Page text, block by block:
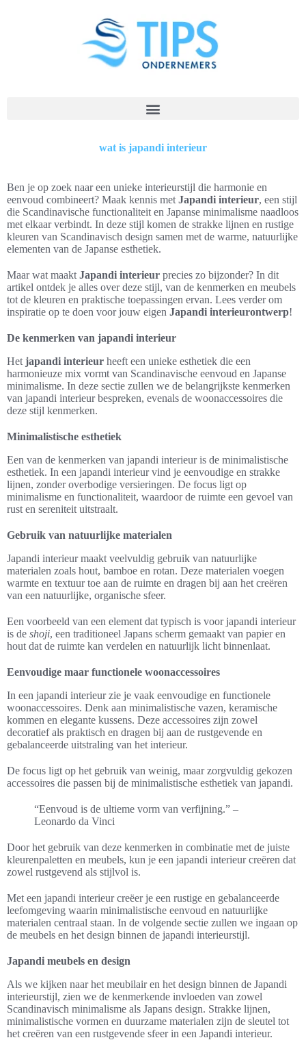
wat is japandi interieur
Ben je op zoek naar een unieke interieurstijl die harmonie en
eenvoud combineert? Maak kennis met Japandi interieur, een stijl
die Scandinavische functionaliteit en Japanse minimalisme naadloos
met elkaar verbindt. In deze stijl komen de strakke lijnen en rustige
kleuren van Scandinavisch design samen met de warme, natuurlijke
elementen van de Japanse esthetiek.
Maar wat maakt Japandi interieur precies zo bijzonder? In dit
artikel ontdek je alles over deze stijl, van de kenmerken en meubels
tot de kleuren en praktische toepassingen ervan. Lees verder om
inspiratie op te doen voor jouw eigen Japandi interieurontwerp!
De kenmerken van japandi interieur
Het japandi interieur heeft een unieke esthetiek die een
harmonieuze mix vormt van Scandinavische eenvoud en Japanse
minimalisme. In deze sectie zullen we de belangrijkste kenmerken
van japandi interieur bespreken, evenals de woonaccessoires die
deze stijl kenmerken.
Minimalistische esthetiek
Een van de kenmerken van japandi interieur is de minimalistische
esthetiek. In een japandi interieur vind je eenvoudige en strakke
lijnen, zonder overbodige versieringen. De focus ligt op
minimalisme en functionaliteit, waardoor de ruimte een gevoel van
rust en sereniteit uitstraalt.
Gebruik van natuurlijke materialen
Japandi interieur maakt veelvuldig gebruik van natuurlijke
materialen zoals hout, bamboe en rotan. Deze materialen voegen
warmte en textuur toe aan de ruimte en dragen bij aan het creëren
van een natuurlijke, organische sfeer.
Een voorbeeld van een element dat typisch is voor japandi interieur
is de shoji, een traditioneel Japans scherm gemaakt van papier en
hout dat de ruimte kan verdelen en natuurlijk licht binnenlaat.
Eenvoudige maar functionele woonaccessoires
In een japandi interieur zie je vaak eenvoudige en functionele
woonaccessoires. Denk aan minimalistische vazen, keramische
kommen en elegante kussens. Deze accessoires zijn zowel
decoratief als praktisch en dragen bij aan de rustgevende en
gebalanceerde uitstraling van het interieur.
De focus ligt op het gebruik van weinig, maar zorgvuldig gekozen
accessoires die passen bij de minimalistische esthetiek van japandi.
“Eenvoud is de ultieme vorm van verfijning.” –
Leonardo da Vinci
Door het gebruik van deze kenmerken in combinatie met de juiste
kleurenpaletten en meubels, kun je een japandi interieur creëren dat
zowel rustgevend als stijlvol is.
Met een japandi interieur creëer je een rustige en gebalanceerde
leefomgeving waarin minimalistische eenvoud en natuurlijke
materialen centraal staan. In de volgende sectie zullen we ingaan op
de meubels en het design binnen de japandi interieurstijl.
Japandi meubels en design
Als we kijken naar het meubilair en het design binnen de Japandi
interieurstijl, zien we de kenmerkende invloeden van zowel
Scandinavisch minimalisme als Japans design. Strakke lijnen,
minimalistische vormen en duurzame materialen zijn de sleutel tot
het creëren van een rustgevende sfeer in een Japandi interieur.